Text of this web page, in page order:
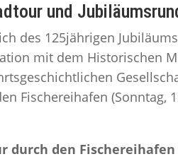
und
des 125jährigen
mit dem Historischen
Fischereihafen (Sonntag,
durch den Fischereihafen